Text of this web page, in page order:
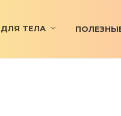
ДЛЯ ТЕЛА